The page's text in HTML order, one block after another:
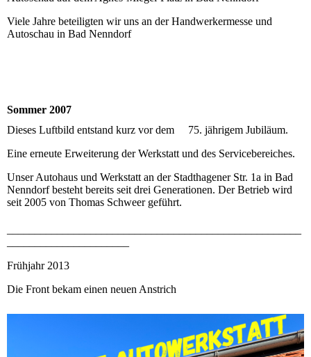
Viele Jahre beteiligten wir uns an der Handwerkermesse und
Autoschau in Bad Nenndorf
Sommer 2007
Dieses Luftbild entstand kurz vor dem 75. jährigem Jubiläum.
Eine erneute Erweiterung der Werkstatt und des Servicebereiches.
Unser Autohaus und Werkstatt an der Stadthagener Str. 1a in Bad
Nenndorf besteht bereits seit drei Generationen. Der Betrieb wird
seit 2005 von Thomas Schweer geführt.
Frühjahr 2013
Die Front bekam einen neuen Anstrich